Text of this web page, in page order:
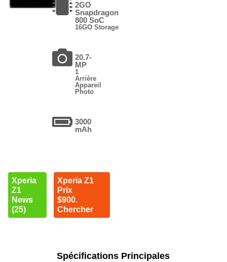
2GO
Snapdragon
800 SoC
16GO Storage
20.7-
MP
1
Arrière
Appareil
Photo
3000
mAh
Xperia
Z1
News
(25)
Xperia Z1
Prix
$900.
Chercher
Spécifications Principales